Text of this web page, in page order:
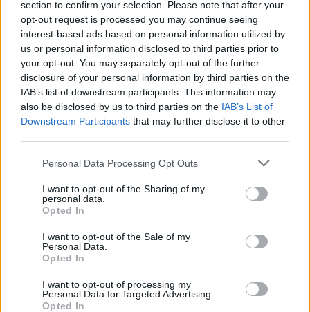
section to confirm your selection. Please note that after your
opt-out request is processed you may continue seeing
interest-based ads based on personal information utilized by
us or personal information disclosed to third parties prior to
your opt-out. You may separately opt-out of the further
disclosure of your personal information by third parties on the
IAB’s list of downstream participants. This information may
also be disclosed by us to third parties on the IAB’s List of
Downstream Participants that may further disclose it to other
Personal Data Processing Opt Outs
I want to opt-out of the Sharing of my
personal data.
Opted In
I want to opt-out of the Sale of my
Personal Data.
Opted In
I want to opt-out of processing my
Personal Data for Targeted Advertising.
Opted In
07.08.2026 / 16:00
Изкуствен интелект за първи път
създаде нови жизнеспособни вируси
07.08.2026 / 15:30